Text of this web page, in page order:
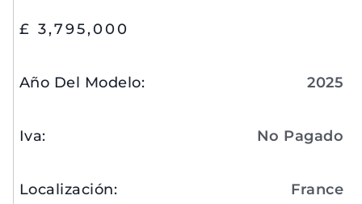
£ 3,795,000
Año Del Modelo: 2025
Iva: No Pagado
Localización: France